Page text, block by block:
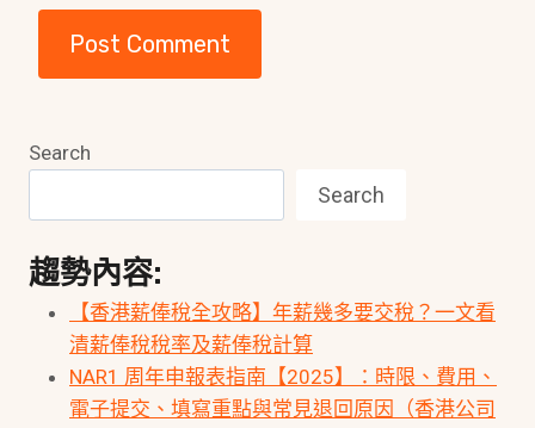
Search
Search
趨勢內容:
【香港薪俸稅全攻略】年薪幾多要交稅？一文看
清薪俸稅稅率及薪俸稅計算
NAR1 周年申報表指南【2025】：時限、費用、
電子提交、填寫重點與常見退回原因（香港公司